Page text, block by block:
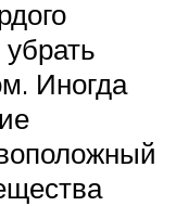
Иногда